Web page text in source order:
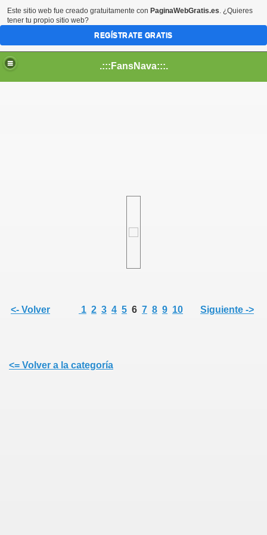
.:::FansNava:::.
<- Volver 1 2 3 4 5 6 7 8 9 10 Siguiente ->
<= Volver a la categoría
Este sitio web fue creado gratuitamente con PaginaWebGratis.es. ¿Quieres
tener tu propio sitio web?
REGÍSTRATE GRATIS